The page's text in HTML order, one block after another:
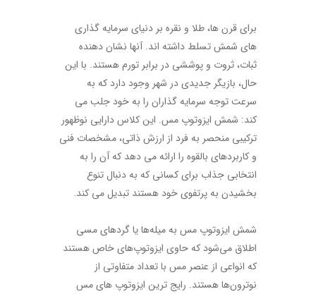
برای قرن ها، طلا و نقره بر دنیای سرمایه گذاری
های شمش تسلط داشته اند. آنها نشان دهنده
ثبات، ثروت و پوششی در برابر تورم هستند. با این
حال، بازیگر جدیدی در شهر وجود دارد که به
سرعت توجه سرمایه گذاران را به خود جلب می
کند: شمش ایزوتوپ مس. این کلاس دارایی نوظهور
ترکیبی منحصر به فرد از ارزش ذاتی، مشخصات فنی
و کاربردهای بالقوه را ارائه می دهد که آن را به
انتخابی جذاب برای کسانی که به دنبال تنوع
بخشیدن به پرتفوی خود هستند تبدیل می کند.
شمش ایزوتوپ مس به میله‌ها یا گردهای مسی
اطلاق می‌شود که حاوی ایزوتوپ‌های خاص هستند
که انواعی از عنصر مس با تعداد متفاوتی از
نوترون‌ها هستند. رایج ترین ایزوتوپ های مس